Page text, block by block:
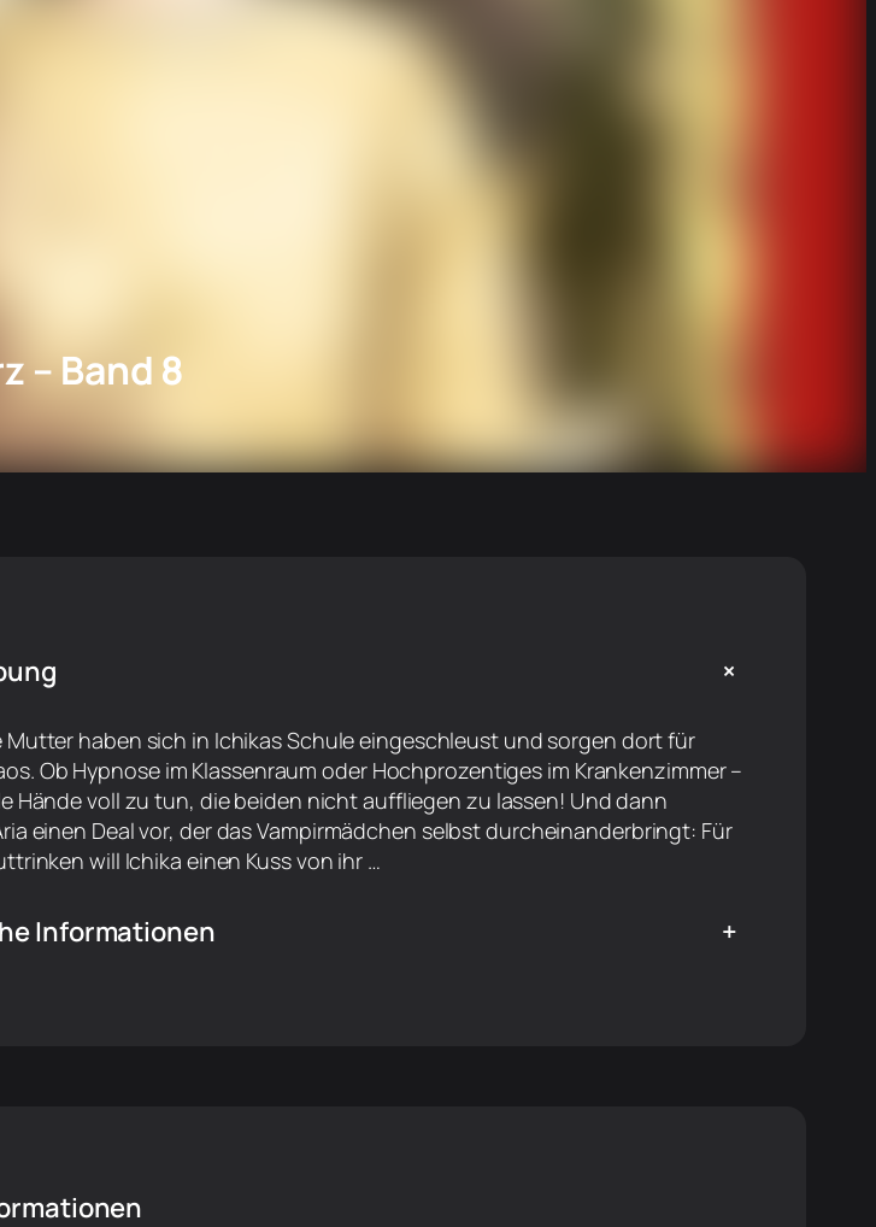
– Band 8
+
Mutter haben sich in Ichikas Schule eingeschleust und sorgen dort für
Ob Hypnose im Klassenraum oder Hochprozentiges im Krankenzimmer –
Hände voll zu tun, die beiden nicht auffliegen zu lassen! Und dann
einen Deal vor, der das Vampirmädchen selbst durcheinanderbringt: Für
will Ichika einen Kuss von ihr …
Informationen +